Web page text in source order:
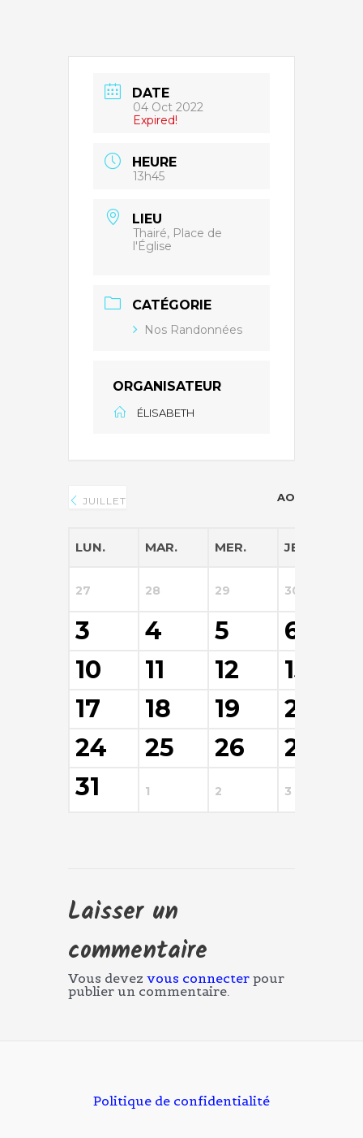
DATE
04 Oct 2022
Expired!
HEURE
13h45
LIEU
Thairé, Place de
l'Église
CATÉGORIE
Nos Randonnées
ORGANISATEUR
ÉLISABETH
JUILLET AOÛT 2026
LUN. MAR. MER. JEU.
27 28 29 30
3 4 5 6
10
11 12 13
17
18 19 20
24
25 26 27
31
1 2 3
Laisser un
commentaire
Vous devez vous connecter pour
publier un commentaire.
Politique de confidentialité